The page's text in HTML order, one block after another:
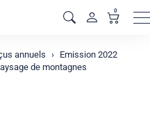
0
annuels
Emission 2022
de montagnes